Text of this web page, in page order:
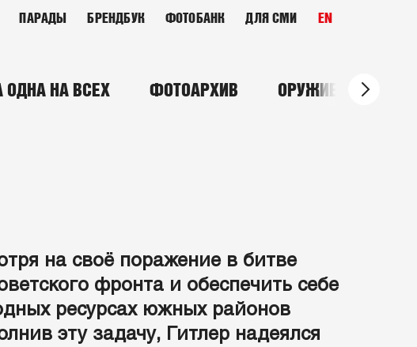
ПАРАДЫ БРЕНДБУК ФОТОБАНК ДЛЯ СМИ EN
ОДНА НА ВСЕХ ФОТОАРХИВ ОРУЖИЕ ПОБЕДЫ
на своё поражение в битве
фронта и обеспечить себе
ресурсах южных районов
эту задачу, Гитлер надеялся